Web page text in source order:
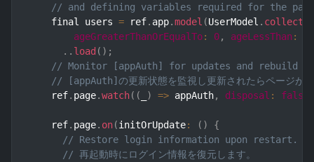
// and defining variables required for the
    final users
= ref. app.model (UserModel .
ageGreaterThanOrEqualTo: 0, ageLessThan :
. . load ( ) ;
// Monitor [appAuth] for updates and rebuild
// [appAuth]の更新状態を監視し更新されたらページが
    ref
. page.watch( ( ) => appAuth, disposal : false
    ref
. page. on(initOrUpdate: ( )
{
// Restore login information upon restart.
// 再起動時にログイン情報を復元します。